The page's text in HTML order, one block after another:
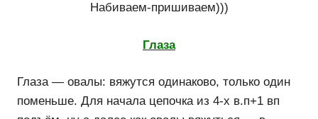
Набиваем-пришиваем)))
Глаза
Глаза — овалы: вяжутся одинаково, только один
поменьше. Для начала цепочка из 4-х в.п+1 вп